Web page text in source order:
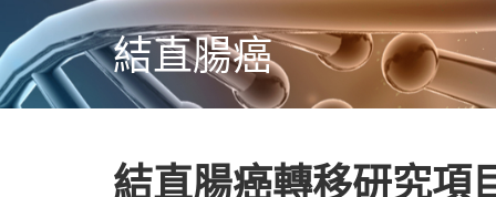
結直腸癌
結直腸癌轉移研究項